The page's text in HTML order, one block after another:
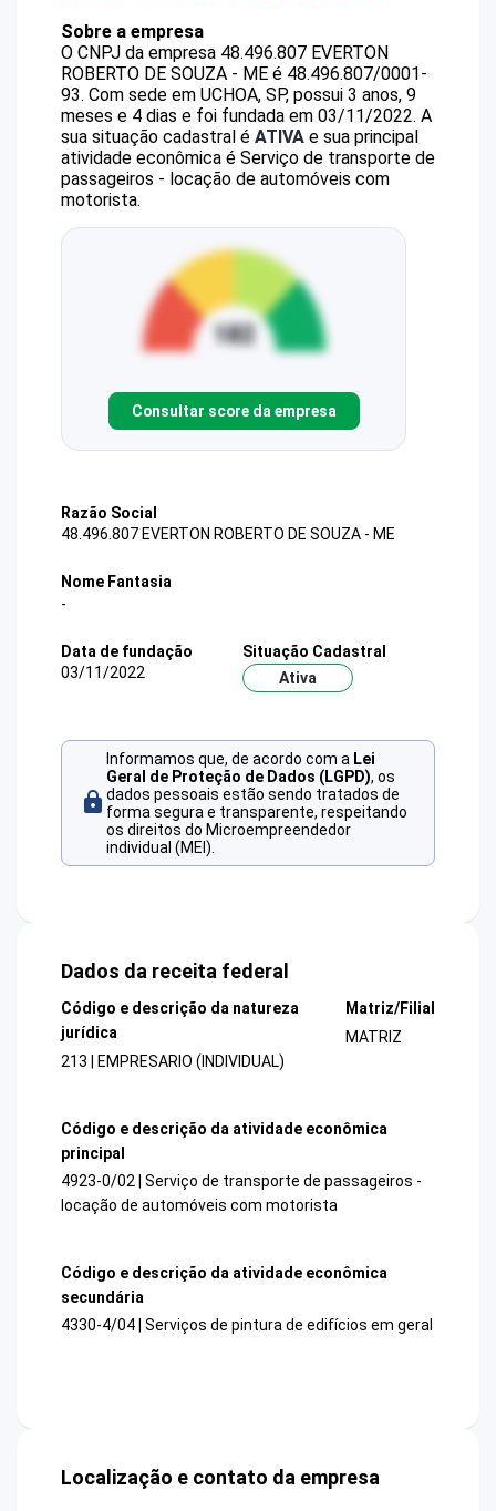
Sobre a empresa
O CNPJ da empresa 48.496.807 EVERTON
ROBERTO DE SOUZA - ME é 48.496.807/0001-
93. Com sede em UCHOA, SP, possui 3 anos, 9
meses e 4 dias e foi fundada em 03/11/2022. A
sua situação cadastral é ATIVA e sua principal
atividade econômica é Serviço de transporte de
passageiros - locação de automóveis com
motorista.
Consultar score da empresa
Razão Social
48.496.807 EVERTON ROBERTO DE SOUZA - ME
Nome Fantasia
-
Data de fundação
03/11/2022
Situação Cadastral
Ativa
Informamos que, de acordo com a Lei
Geral de Proteção de Dados (LGPD), os
dados pessoais estão sendo tratados de
forma segura e transparente, respeitando
os direitos do Microempreendedor
individual (MEI).
Dados da receita federal
Código e descrição da natureza
jurídica
213 | EMPRESARIO (INDIVIDUAL)
Matriz/Filial
MATRIZ
Código e descrição da atividade econômica
principal
4923-0/02 | Serviço de transporte de passageiros -
locação de automóveis com motorista
Código e descrição da atividade econômica
secundária
4330-4/04 | Serviços de pintura de edifícios em geral
Localização e contato da empresa